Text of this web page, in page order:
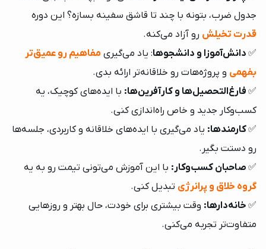
جدول ضرب، بتونه با چند تا قاشق سفینه بسازه؟ این دوره
قدرت تخیلش رو آزاد می‌کنه.
✅ دانش‌آموزا و دانشجوها: یاد می‌گیری مفاهیم رو عمیق‌تر
بفهمی و پروژه‌هات رو خلاقانه‌تر ارائه بدی.
✅ فارغ‌التحصیل‌ها و کارآفرین‌ها: با ایده‌های کوچیک، یه
کسب‌وکار‌ جدید و خاص راه‌اندازی کنی.
✅کارمندها: یاد می‌گیری با ایده‌های خلاقانه و کاربردی، جلسه‌ها
رو دستت بگیر.
✅ صاحبان کسب‌وکار: با این آموزش می‌تونی تیمت رو به یه
گروه خلاق و پرانرژی تبدیل کنی.
✅ خانه‌دارها: وقت بیشتری برای خودت، حال بهتر و روزهایی
متفاوت‌تر تجربه می‌کنی.